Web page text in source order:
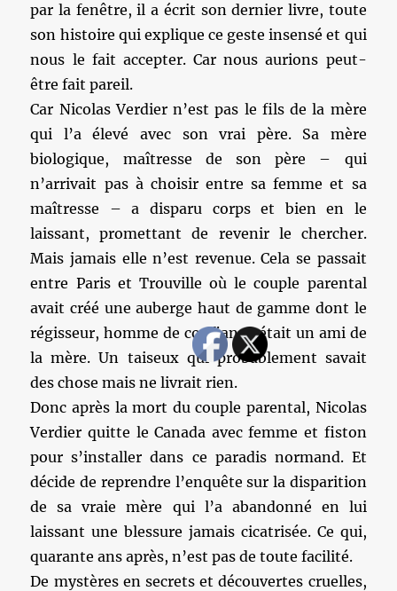
par la fenêtre, il a écrit son dernier livre, toute
son histoire qui explique ce geste insensé et qui
nous le fait accepter. Car nous aurions peut-
être fait pareil.
Car Nicolas Verdier n’est pas le fils de la mère
qui l’a élevé avec son vrai père. Sa mère
biologique, maîtresse de son père – qui
n’arrivait pas à choisir entre sa femme et sa
maîtresse – a disparu corps et bien en le
laissant, promettant de revenir le chercher.
Mais jamais elle n’est revenue. Cela se passait
entre Paris et Trouville où le couple parental
avait créé une auberge haut de gamme dont le
régisseur, homme de confiance était un ami de
la mère. Un taiseux qui probablement savait
des chose mais ne livrait rien.
Donc après la mort du couple parental, Nicolas
Verdier quitte le Canada avec femme et fiston
pour s’installer dans ce paradis normand. Et
décide de reprendre l’enquête sur la disparition
de sa vraie mère qui l’a abandonné en lui
laissant une blessure jamais cicatrisée. Ce qui,
quarante ans après, n’est pas de toute facilité.
De mystères en secrets et découvertes cruelles,